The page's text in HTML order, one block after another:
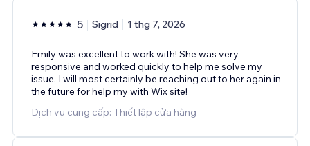
5 Sigrid 1 thg 7, 2026
Emily was excellent to work with! She was very
responsive and worked quickly to help me solve my
issue. I will most certainly be reaching out to her again in
the future for help my with Wix site!
Dịch vụ cung cấp: Thiết lập cửa hàng